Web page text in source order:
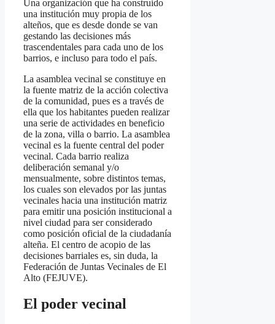
Una organización que ha construido
una institución muy propia de los
alteños, que es desde donde se van
gestando las decisiones más
trascendentales para cada uno de los
barrios, e incluso para todo el país.
La asamblea vecinal se constituye en
la fuente matriz de la acción colectiva
de la comunidad, pues es a través de
ella que los habitantes pueden realizar
una serie de actividades en beneficio
de la zona, villa o barrio. La asamblea
vecinal es la fuente central del poder
vecinal. Cada barrio realiza
deliberación semanal y/o
mensualmente, sobre distintos temas,
los cuales son elevados por las juntas
vecinales hacia una institución matriz
para emitir una posición institucional a
nivel ciudad para ser considerado
como posición oficial de la ciudadanía
alteña. El centro de acopio de las
decisiones barriales es, sin duda, la
Federación de Juntas Vecinales de El
Alto (FEJUVE).
El poder vecinal